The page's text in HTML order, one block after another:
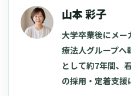
山本 彩子
大学卒業後にメー
療法人グループへ
として約7年間、
の採用・定着支援